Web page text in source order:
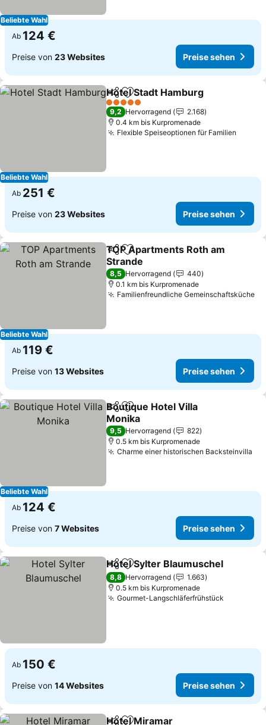
Beliebte Wahl
Ab 124 €
Preise von 23 Websites Preise sehen
Beliebte Wahl
TeilenZu Favoriten hinzufügen
Hotel Stadt Hamburg
5 Sterne
9,2 Hervorragend
2.168
0.4 km bis Kurpromenade
Flexible Speiseoptionen für Familien
Ab 251 €
Preise von 23 Websites Preise sehen
Beliebte Wahl
TeilenZu Favoriten hinzufügen
TOP Apartments Roth am
Strande
Preise sehen
8,5 Hervorragend
440
0.1 km bis Kurpromenade
Familienfreundliche Gemeinschaftsküche
Ab 119 €
Preise von 13 Websites Preise sehen
Beliebte Wahl
TeilenZu Favoriten hinzufügen
Boutique Hotel Villa
Monika
Preise sehen
9,5 Hervorragend
822
0.5 km bis Kurpromenade
Charme einer historischen Backsteinvilla
Ab 124 €
Preise von 7 Websites Preise sehen
TeilenZu Favoriten hinzufügen
Hotel Sylter Blaumuschel
8,8 Hervorragend
1.663
0.5 km bis Kurpromenade
Gourmet-Langschläferfrühstück
Ab 150 €
Preise von 14 Websites Preise sehen
Hotel Miramar